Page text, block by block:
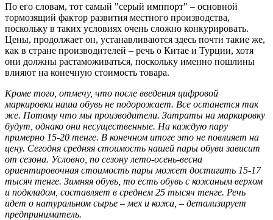
По его словам, тот самый "серый имппорт" – основной
тормозящий фактор развития местного производства,
поскольку в таких условиях очень сложно конкурировать.
Цены, продолжает он, устанавливаются здесь почти такие же,
как в стране производителей – речь о Китае и Турции, хотя
они должны растаможиваться, поскольку именно пошлины
влияют на конечную стоимость товара.
Кроме того, отмечу, что после введения цифровой
маркировки наша обувь не подорожает. Все останется так
же. Потому что мы производители. Затраты на маркировку
будут, однако они несущественные. На каждую пару
примерно 15-20 тенге. В конечном итоге это не повлияет на
цену. Сегодня средняя стоимость нашей пары обуви зависит
от сезона. Условно, по сезону лето-осень-весна
ориентировочная стоимость пары может достигать 15-17
тысяч тенге. Зимняя обувь, то есть обувь с кожаным верхом
и подкладом, составляет в среднем 25 тысяч тенге. Речь
идет о натуральном сырье – мех и кожа, – детализирует
предприниматель.